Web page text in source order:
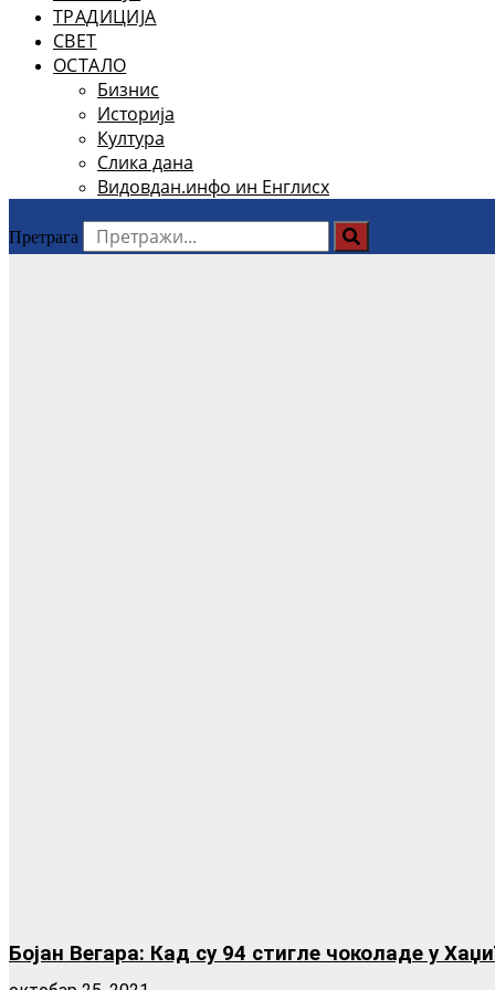
ТРАДИЦИЈА
СВЕТ
ОСТАЛО
Бизнис
Историја
Култура
Слика дана
Видовдан.инфо ин Енглисх
Претрага
Бојан Вегара: Кад су 94 стигле чоколаде у